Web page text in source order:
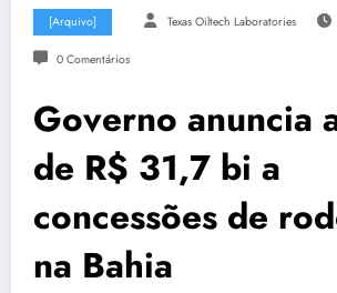
[Arquivo] Texas Oiltech Laboratories
0 Comentários
Governo anuncia
de R$ 31,7 bi a
concessões de
na Bahia